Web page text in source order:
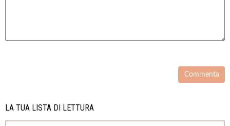
LA TUA LISTA DI LETTURA